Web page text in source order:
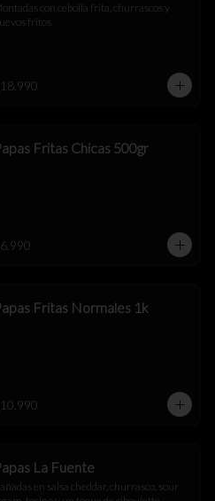
con cebolla frita, churrascos y
fritos
Fritas Chicas 500gr
Fritas Normales 1k
La Fuente
en salsa cheddar, churrasco, sour